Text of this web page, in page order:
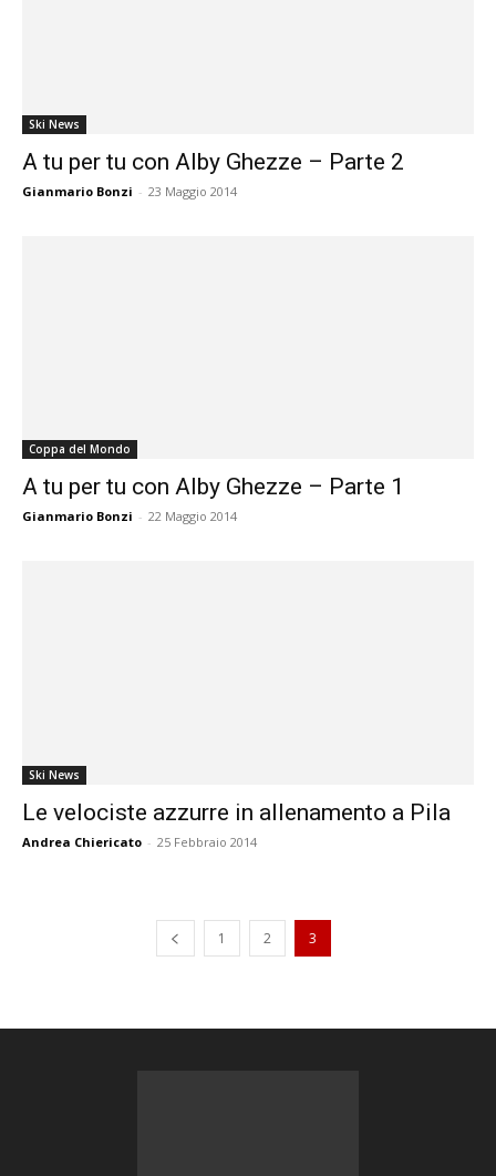
Ski News
A tu per tu con Alby Ghezze – Parte 2
Gianmario Bonzi - 23 Maggio 2014
Coppa del Mondo
A tu per tu con Alby Ghezze – Parte 1
Gianmario Bonzi - 22 Maggio 2014
Ski News
Le velociste azzurre in allenamento a Pila
Andrea Chiericato - 25 Febbraio 2014
1 2 3